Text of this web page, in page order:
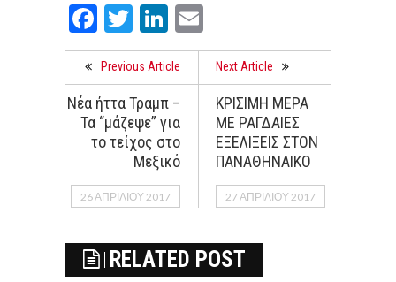
Facebook
TwitterLinkedIn
Previous Article
Νέα ήττα Τραμπ –
Τα “μάζεψε” για
το τείχος στο
Μεξικό
26 ΑΠΡΙΛΊΟΥ 2017
Next Article
ΚΡΙΣΙΜΗ ΜΕΡΑ
ΜΕ ΡΑΓΔΑΙΕΣ
ΕΞΕΛΙΞΕΙΣ ΣΤΟΝ
ΠΑΝΑΘΗΝΑΙΚΟ
27 ΑΠΡΙΛΊΟΥ 2017
RELATED POST